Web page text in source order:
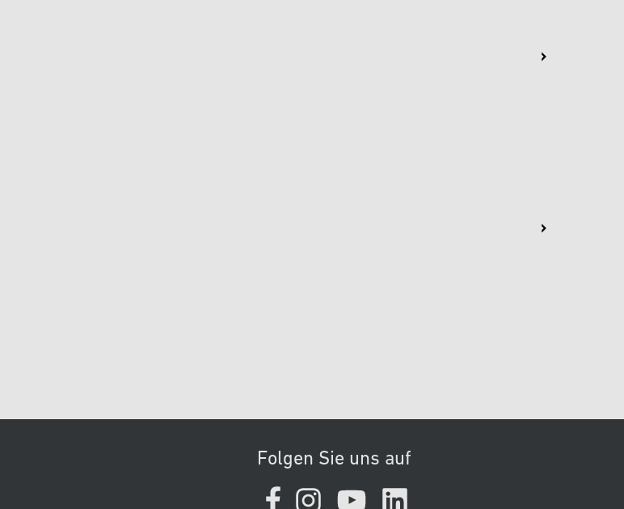
Folgen Sie uns auf